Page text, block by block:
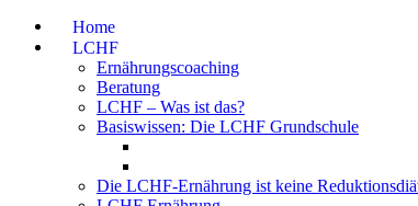
Home
LCHF
Ernährungscoaching
Beratung
LCHF – Was ist das?
Basiswissen: Die LCHF Grundschule
Die LCHF-Ernährung ist keine